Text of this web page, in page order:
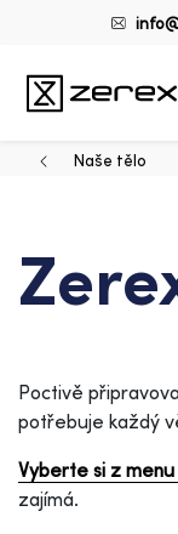
Naše tělo
Poctivě
potřebuje každý
Vyberte si z
zajímá.